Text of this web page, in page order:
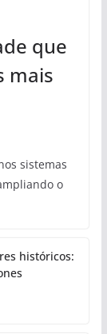
que
mais
sistemas
o
históricos: